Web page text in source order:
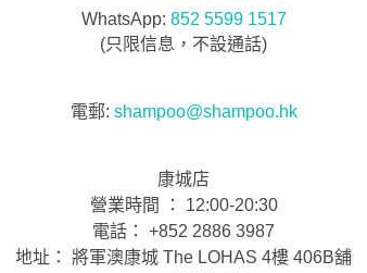
WhatsApp: 852 5599 1517
(只限信息，不設通話)
電郵: shampoo@shampoo.hk
康城店
營業時間 ： 12:00-20:30
電話： +852 2886 3987
地址： 將軍澳康城 The LOHAS 4樓 406B舖